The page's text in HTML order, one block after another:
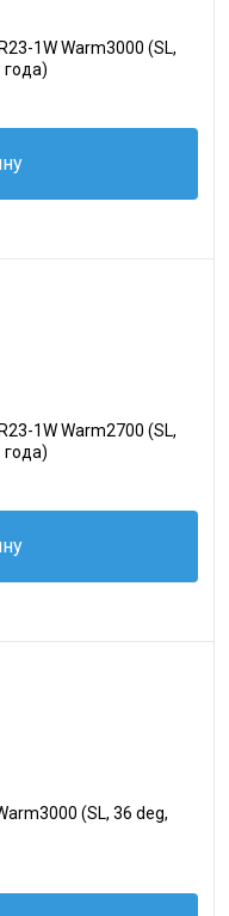
1W Warm3000 (SL,
года)
1W Warm2700 (SL,
года)
(SL, 36 deg,